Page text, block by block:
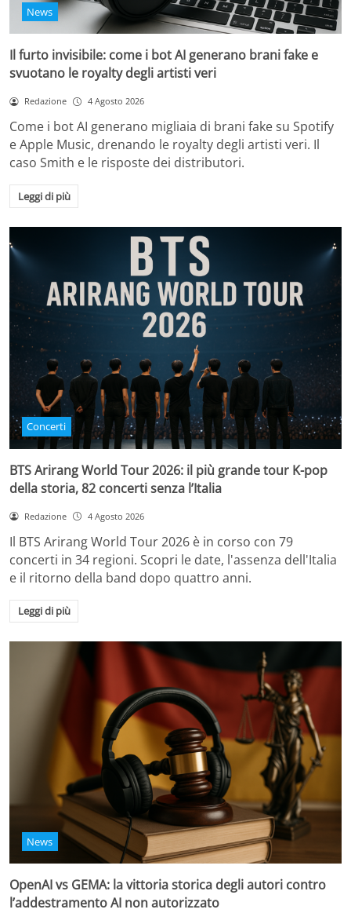
News
Il furto invisibile: come i bot AI generano brani fake e
svuotano le royalty degli artisti veri
Redazione 4 Agosto 2026
Come i bot AI generano migliaia di brani fake su Spotify
e Apple Music, drenando le royalty degli artisti veri. Il
caso Smith e le risposte dei distributori.
Leggi di più
Concerti
BTS Arirang World Tour 2026: il più grande tour K-pop
della storia, 82 concerti senza l’Italia
Redazione 4 Agosto 2026
Il BTS Arirang World Tour 2026 è in corso con 79
concerti in 34 regioni. Scopri le date, l'assenza dell'Italia
e il ritorno della band dopo quattro anni.
Leggi di più
News
OpenAI vs GEMA: la vittoria storica degli autori contro
l’addestramento AI non autorizzato